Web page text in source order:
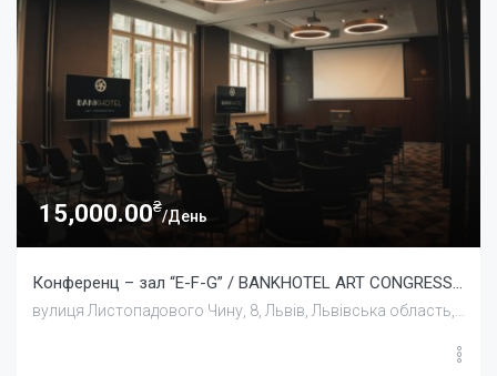
15,000.00₴
/День
Конференц – зал “E-F-G” / BANKHOTEL ART CONGRESS HALL
вулиця Листопадового Чину, 8, Львів, Львівська область, Україна